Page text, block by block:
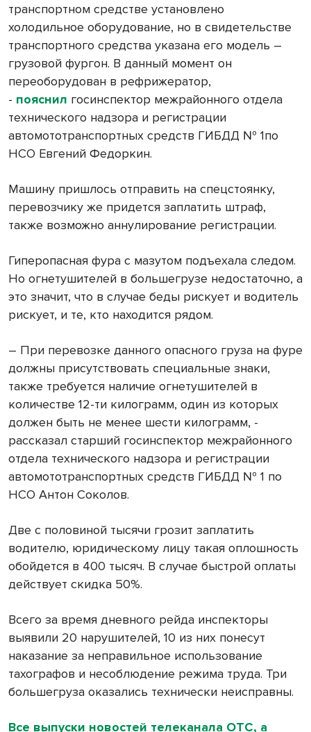
транспортном средстве установлено
холодильное оборудование, но в свидетельстве
транспортного средства указана его модель –
грузовой фургон. В данный момент он
переоборудован в рефрижератор,
- пояснил госинспектор межрайонного отдела
технического надзора и регистрации
автомототранспортных средств ГИБДД № 1по
НСО Евгений Федоркин.
Машину пришлось отправить на спецстоянку,
перевозчику же придется заплатить штраф,
также возможно аннулирование регистрации.
Гиперопасная фура с мазутом подъехала следом.
Но огнетушителей в большегрузе недостаточно, а
это значит, что в случае беды рискует и водитель
рискует, и те, кто находится рядом.
– При перевозке данного опасного груза на фуре
должны присутствовать специальные знаки,
также требуется наличие огнетушителей в
количестве 12-ти килограмм, один из которых
должен быть не менее шести килограмм, -
рассказал старший госинспектор межрайонного
отдела технического надзора и регистрации
автомототранспортных средств ГИБДД № 1 по
НСО Антон Соколов.
Две с половиной тысячи грозит заплатить
водителю, юридическому лицу такая оплошность
обойдется в 400 тысяч. В случае быстрой оплаты
действует скидка 50%.
Всего за время дневного рейда инспекторы
выявили 20 нарушителей, 10 из них понесут
наказание за неправильное использование
тахографов и несоблюдение режима труда. Три
большегруза оказались технически неисправны.
Все выпуски новостей телеканала ОТС, а